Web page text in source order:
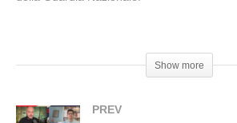
Show more
PREV